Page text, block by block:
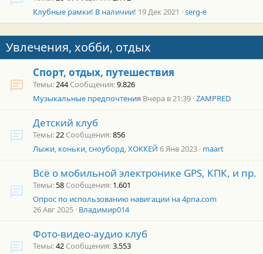
Клубные рамки! В наличии! 19 Дек 2021 serg-e
Увлечения, хобби, отдых
Спорт, отдых, путешествия
Темы 244 Сообщения 9.826
Музыкальные предпочтения Вчера в 21:39 ZAMPRED
Детский клуб
Темы 22 Сообщения 856
Лыжи, коньки, сноуборд, ХОККЕЙ 6 Янв 2023 maart
Всё о мобильной электронике GPS, КПК, и пр.
Темы 58 Сообщения 1.601
Опрос по использованию навигации на 4pna.com
26 Авг 2025 Владимир014
Фото-видео-аудио клуб
Темы 42 Сообщения 3.553